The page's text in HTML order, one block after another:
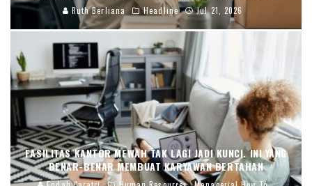
Ruth Berliana Headline Jul 21, 2026
FASILITAS KANTOR MEWAH TAK LAGI JADI KUNCI. INI YANG
BENAR-BENAR MEMBUAT KARYAWAN BERTAHAN